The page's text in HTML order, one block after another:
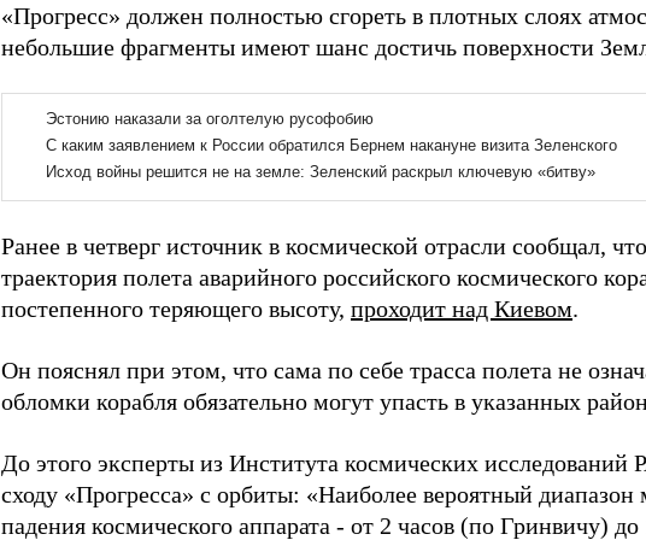
«Прогресс» должен полностью сгореть в плотных слоях
небольшие фрагменты имеют шанс достичь поверхности
Ранее в четверг источник в космической отрасли сообщал,
траектория полета аварийного российского космического
постепенного теряющего высоту, проходит над Киевом.
Он пояснял при этом, что сама по себе трасса полета не
обломки корабля обязательно могут упасть в указанных
До этого эксперты из Института космических исследований
сходу «Прогресса» с орбиты: «Наиболее вероятный
падения космического аппарата - от 2 часов (по Гринвичу)